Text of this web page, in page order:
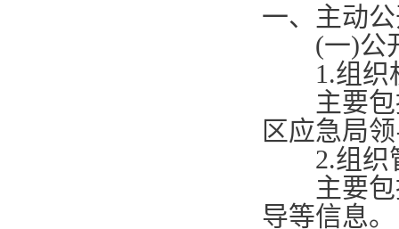
一、主动
(一)公
1.组织
主要包
区应急局
2.组织
主要包
导等信息。